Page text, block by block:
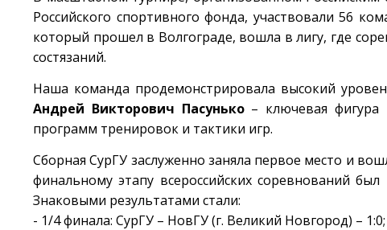
Российского спортивного фонда, участвовали 56
который прошел в Волгограде, вошла в лигу, где
состязаний.
Наша команда продемонстрировала высокий
Андрей Викторович Пасунько– ключевая фигура
программ тренировок и тактики игр.
Сборная СурГУ заслуженно заняла первое место и
финальному этапу всероссийских соревнований
Знаковыми результатами стали:
- 1/4 финала: СурГУ – НовГУ (г. Великий Новгород) – 1:0;